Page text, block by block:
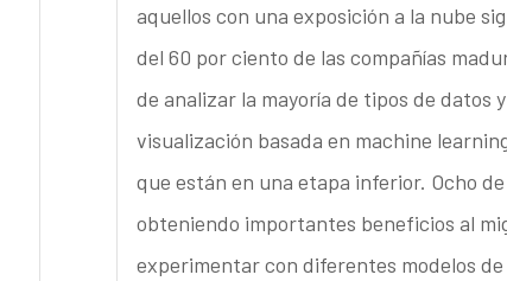
aquellos con una exposición a la nube
del 60 por ciento de las compañías
de analizar la mayoría de tipos de datos
visualización basada en machine
que están en una etapa inferior. Ocho
obteniendo importantes beneficios al
experimentar con diferentes modelos